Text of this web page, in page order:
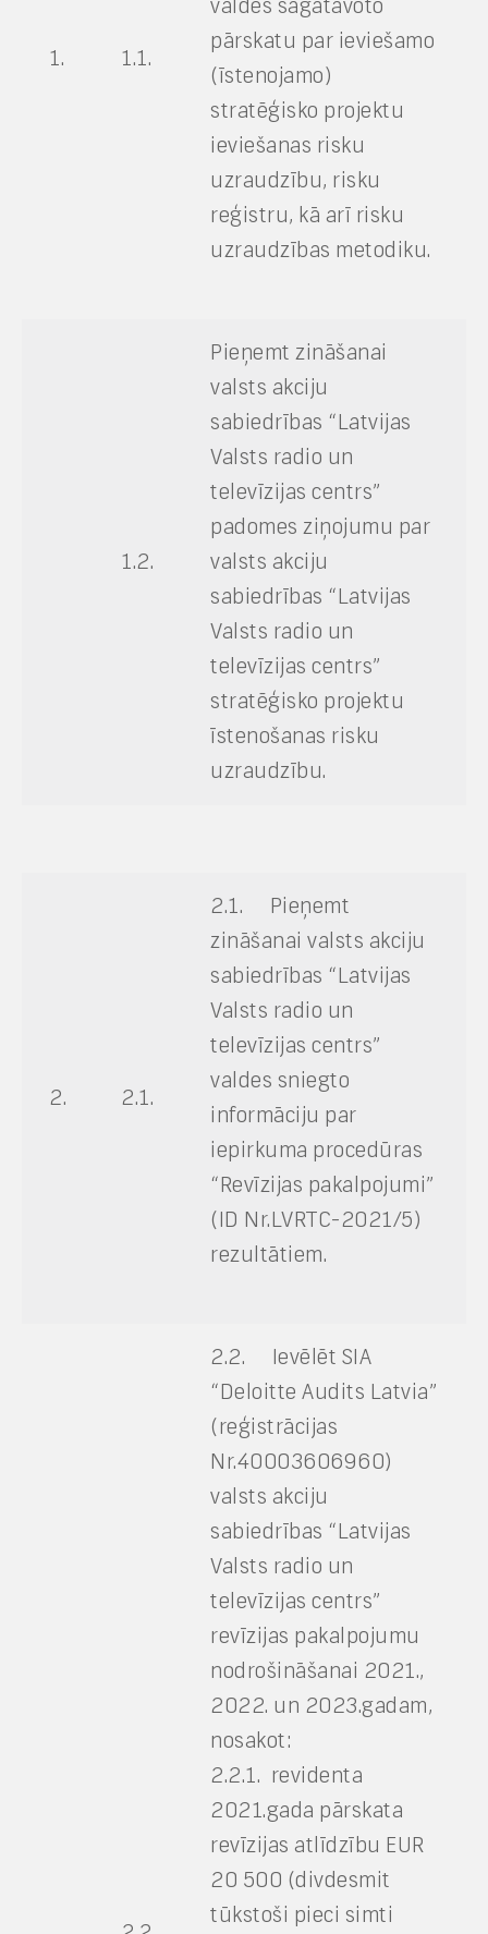
1. 1.1.
valdes sagatavoto
pārskatu par ieviešamo
(īstenojamo)
stratēģisko projektu
ieviešanas risku
uzraudzību, risku
reģistru, kā arī risku
uzraudzības metodiku.
1.2.
Pieņemt zināšanai
valsts akciju
sabiedrības “Latvijas
Valsts radio un
televīzijas centrs”
padomes ziņojumu par
valsts akciju
sabiedrības “Latvijas
Valsts radio un
televīzijas centrs”
stratēģisko projektu
īstenošanas risku
uzraudzību.
2. 2.1.
2.1. Pieņemt
zināšanai valsts akciju
sabiedrības “Latvijas
Valsts radio un
televīzijas centrs”
valdes sniegto
informāciju par
iepirkuma procedūras
“Revīzijas pakalpojumi”
(ID Nr.LVRTC-2021/5)
rezultātiem.
2.2. Ievēlēt SIA
“Deloitte Audits Latvia”
(reģistrācijas
Nr.40003606960)
valsts akciju
sabiedrības “Latvijas
Valsts radio un
televīzijas centrs”
revīzijas pakalpojumu
nodrošināšanai 2021.,
2022. un 2023.gadam,
nosakot:
2.2.1. revidenta
2021.gada pārskata
revīzijas atlīdzību EUR
20 500 (divdesmit
tūkstoši pieci simti